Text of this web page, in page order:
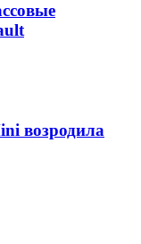
возродила